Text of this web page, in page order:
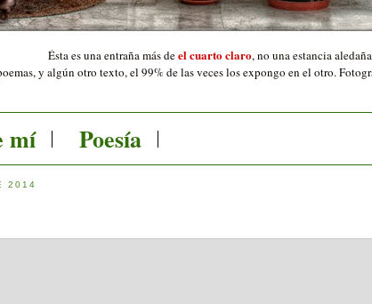
Ésta es una entraña más deel cuarto claro,no una estancia
y algún otro texto, el 99% de las veces los expongo en el otro.
mí Poesía
2014